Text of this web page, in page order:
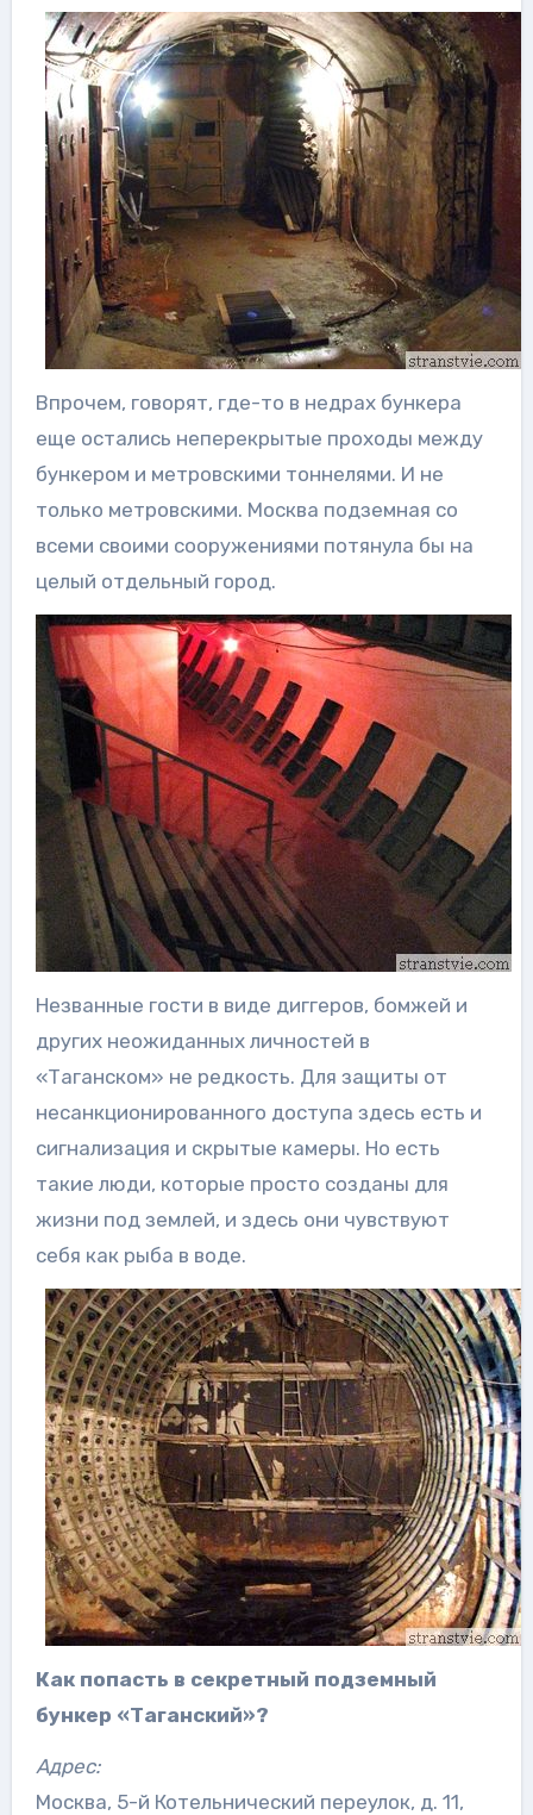
Впрочем, говорят, где-то в недрах бункера
еще остались неперекрытые проходы между
бункером и метровскими тоннелями. И не
только метровскими. Москва подземная со
всеми своими сооружениями потянула бы на
целый отдельный город.
Незванные гости в виде диггеров, бомжей и
других неожиданных личностей в
«Таганском» не редкость. Для защиты от
несанкционированного доступа здесь есть и
сигнализация и скрытые камеры. Но есть
такие люди, которые просто созданы для
жизни под землей, и здесь они чувствуют
себя как рыба в воде.
Как попасть в секретный подземный
бункер «Таганский»?
Адрес:
Москва, 5-й Котельнический переулок, д. 11,